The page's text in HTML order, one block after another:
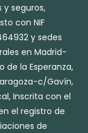
y seguros,
con NIF
y sedes
en Madrid-
de la Esperanza,
c/Gavín,
Inscrita con el
el registro de
de